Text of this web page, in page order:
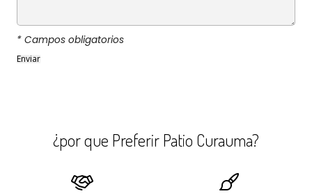
* Campos obligatorios
¿por que Preferir Patio Curauma?